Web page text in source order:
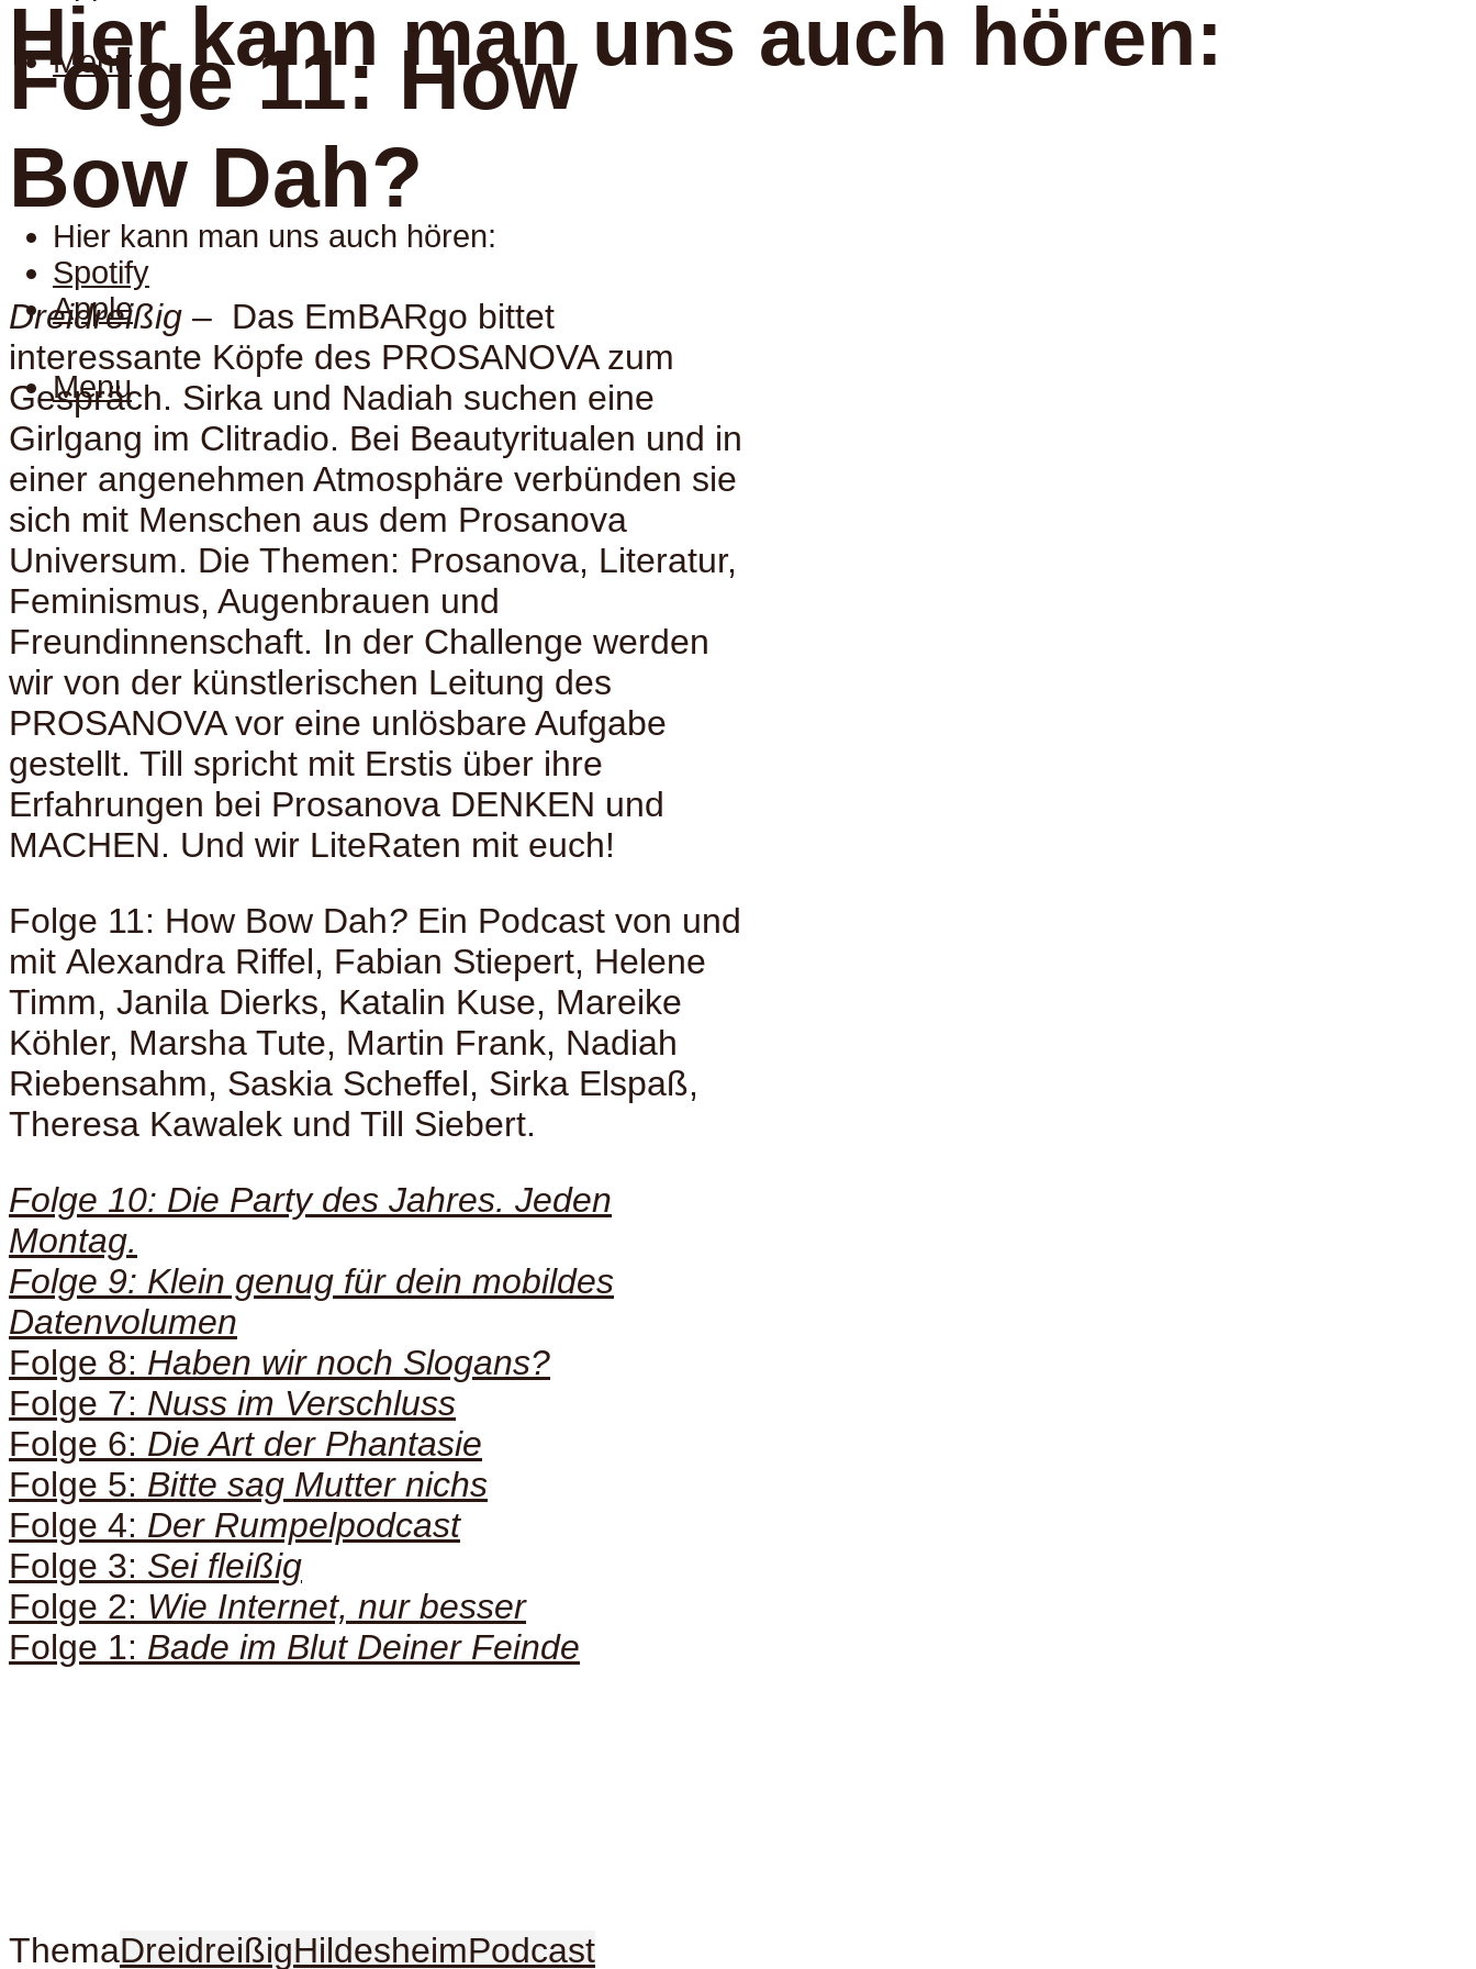
Menu
Hier kann man uns auch hören:
Hier kann man uns auch hören:
Spotify
Apple
Menu
Folge 11: How
Bow Dah?
Dreidreißig – Das EmBARgo bittet
interessante Köpfe des PROSANOVA zum
Gespräch. Sirka und Nadiah suchen eine
Girlgang im Clitradio. Bei Beautyritualen und in
einer angenehmen Atmosphäre verbünden sie
sich mit Menschen aus dem Prosanova
Universum. Die Themen: Prosanova, Literatur,
Feminismus, Augenbrauen und
Freundinnenschaft. In der Challenge werden
wir von der künstlerischen Leitung des
PROSANOVA vor eine unlösbare Aufgabe
gestellt. Till spricht mit Erstis über ihre
Erfahrungen bei Prosanova DENKEN und
MACHEN. Und wir LiteRaten mit euch!
Folge 11: How Bow Dah? Ein Podcast von und
mit Alexandra Riffel, Fabian Stiepert, Helene
Timm, Janila Dierks, Katalin Kuse, Mareike
Köhler, Marsha Tute, Martin Frank, Nadiah
Riebensahm, Saskia Scheffel, Sirka Elspaß,
Theresa Kawalek und Till Siebert.
Folge 10: Die Party des Jahres. Jeden
Montag.
Folge 9: Klein genug für dein mobildes
Datenvolumen
Folge 8: Haben wir noch Slogans?
Folge 7: Nuss im Verschluss
Folge 6: Die Art der Phantasie
Folge 5: Bitte sag Mutter nichs
Folge 4: Der Rumpelpodcast
Folge 3: Sei fleißig
Folge 2: Wie Internet, nur besser
Folge 1: Bade im Blut Deiner Feinde
ThemaDreidreißigHildesheimPodcast